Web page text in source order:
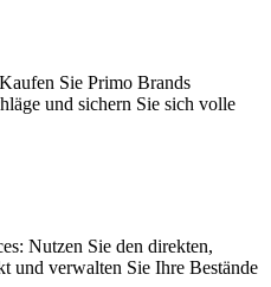
Sie Primo Brands
und sichern Sie sich volle
Nutzen Sie den direkten,
und verwalten Sie Ihre Bestände